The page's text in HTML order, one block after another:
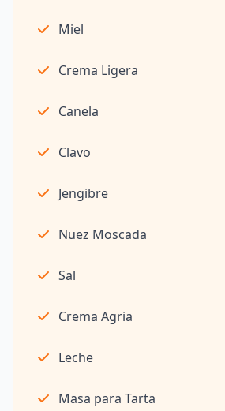
Miel
Crema Ligera
Canela
Clavo
Jengibre
Nuez Moscada
Sal
Crema Agria
Leche
Masa para Tarta